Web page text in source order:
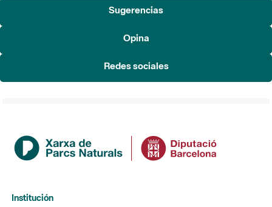
Sugerencias
Opina
Redes sociales
Institución